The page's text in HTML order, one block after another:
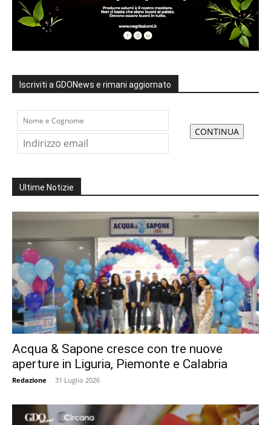
Iscriviti a GDONews e rimani aggiornato
Ultime Notizie
Acqua & Sapone cresce con tre nuove
aperture in Liguria, Piemonte e Calabria
Redazione - 31 Luglio 2026